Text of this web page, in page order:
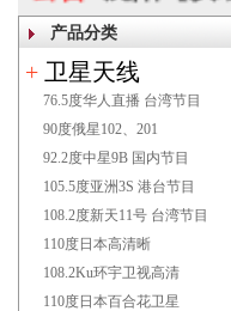
产品分类
+ 卫星天线
76.5度华人直播 台湾节目
90度俄星102、201
92.2度中星9B 国内节目
105.5度亚洲3S 港台节目
108.2度新天11号 台湾节目
110度日本高清晰
108.2Ku环宇卫视高清
110度日本百合花卫星